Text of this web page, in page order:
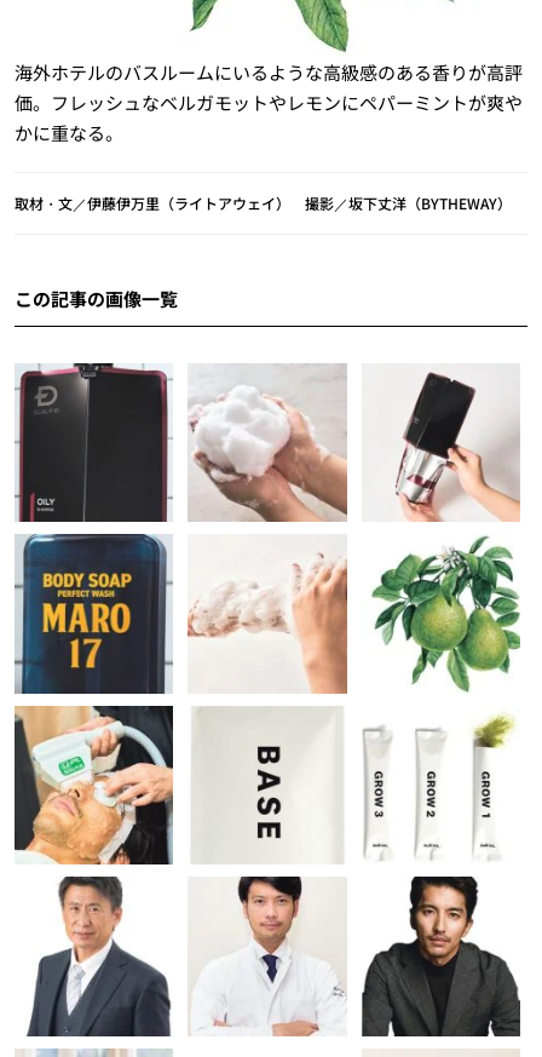
海外ホテルのバスルームにいるような高級感のある香りが高評
価。フレッシュなベルガモットやレモンにペパーミントが爽や
かに重なる。
取材・文／伊藤伊万里（ライトアウェイ） 撮影／坂下丈洋（BYTHEWAY）
この記事の画像一覧